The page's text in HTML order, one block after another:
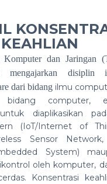
KEAHLIAN
Komputer dan Jaringan
mengajarkan disiplin
dari bidang ilmu
computer,
diaplikasikan
(IoT/Internet of
Sensor Network,
System)
oleh komputer,
Konsentrasi